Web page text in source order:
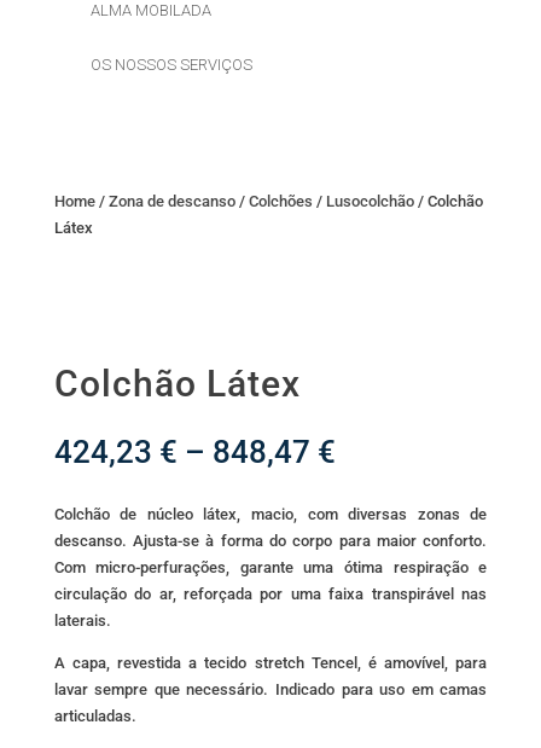
ALMA MOBILADA
OS NOSSOS SERVIÇOS
Home/ Zona de descanso/ Colchões / Lusocolchão/ Colchão
Látex
Colchão Látex
424,23 € – 848,47 €Price
424,23 €
through
848,47 €
Colchão de núcleo látex, macio, com diversas zonas de
descanso. Ajusta-se à forma do corpo para maior conforto.
Com micro-perfurações, garante uma ótima respiração e
circulação do ar, reforçada por uma faixa transpirável nas
laterais.
A capa, revestida a tecido stretch Tencel, é amovível, para
lavar sempre que necessário. Indicado para uso em camas
articuladas.